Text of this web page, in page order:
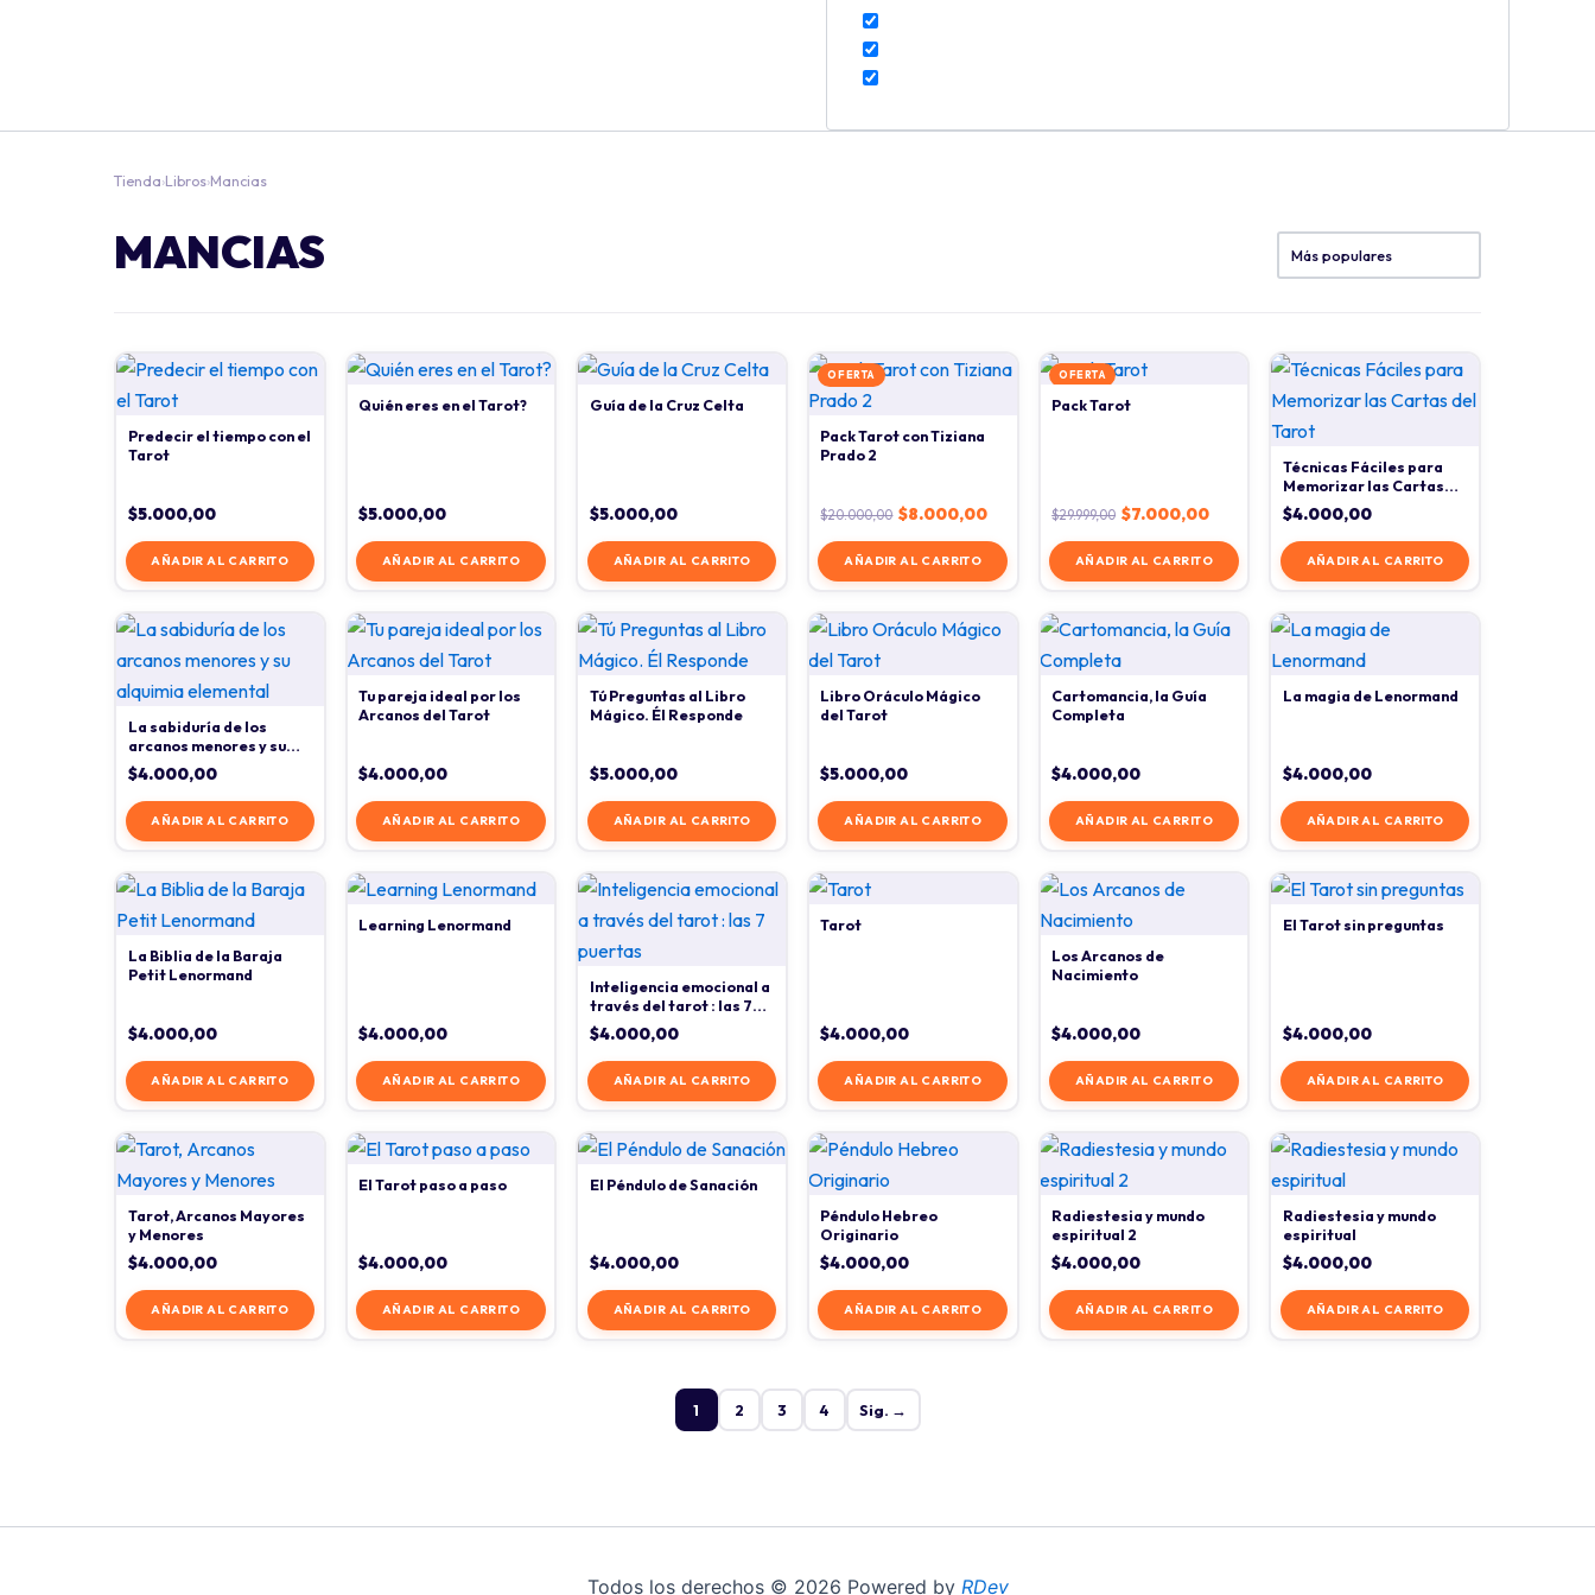
Tienda›Libros›Mancias
MANCIAS
Predecir el tiempo con el
Tarot
$5.000,00
AÑADIR AL CARRITO
Quién eres en el Tarot?
$5.000,00
AÑADIR AL CARRITO
Guía de la Cruz Celta
$5.000,00
AÑADIR AL CARRITO
OFERTA
Pack Tarot con Tiziana
Prado 2
$20.000,00 $8.000,00
AÑADIR AL CARRITO
OFERTA
Pack Tarot
$29.999,00 $7.000,00
AÑADIR AL CARRITO
Técnicas Fáciles para
Memorizar las Cartas
del Tarot
$4.000,00
AÑADIR AL CARRITO
La sabiduría de los
arcanos menores y su
alquimia elemental
$4.000,00
AÑADIR AL CARRITO
Tu pareja ideal por los
Arcanos del Tarot
$4.000,00
AÑADIR AL CARRITO
Tú Preguntas al Libro
Mágico. Él Responde
$5.000,00
AÑADIR AL CARRITO
Libro Oráculo Mágico
del Tarot
$5.000,00
AÑADIR AL CARRITO
Cartomancia, la Guía
Completa
$4.000,00
AÑADIR AL CARRITO
La magia de Lenormand
$4.000,00
AÑADIR AL CARRITO
La Biblia de la Baraja
Petit Lenormand
$4.000,00
AÑADIR AL CARRITO
Learning Lenormand
$4.000,00
AÑADIR AL CARRITO
Inteligencia emocional a
través del tarot : las 7
puertas
$4.000,00
AÑADIR AL CARRITO
Tarot
$4.000,00
AÑADIR AL CARRITO
Los Arcanos de
Nacimiento
$4.000,00
AÑADIR AL CARRITO
El Tarot sin preguntas
$4.000,00
AÑADIR AL CARRITO
Tarot, Arcanos Mayores
y Menores
$4.000,00
AÑADIR AL CARRITO
El Tarot paso a paso
$4.000,00
AÑADIR AL CARRITO
El Péndulo de Sanación
$4.000,00
AÑADIR AL CARRITO
Péndulo Hebreo
Originario
$4.000,00
AÑADIR AL CARRITO
Radiestesia y mundo
espiritual 2
$4.000,00
AÑADIR AL CARRITO
Radiestesia y mundo
espiritual
$4.000,00
AÑADIR AL CARRITO
1 2 3 4 Sig. →
Todos los derechos © 2026 Powered by RDev